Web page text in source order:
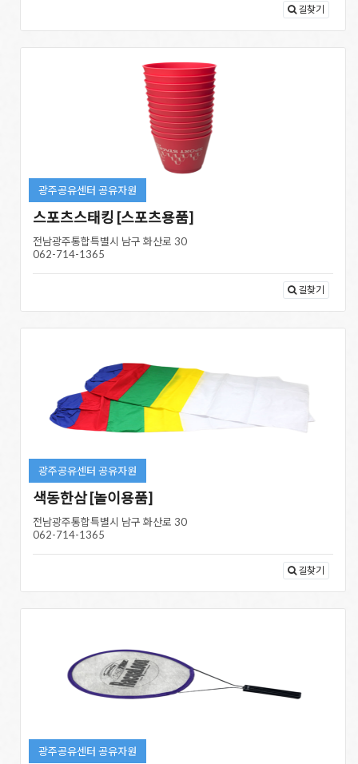
길찾기
광주공유센터 공유자원
스포츠스태킹 [스포츠용품]
전남광주통합특별시 남구 화산로 30
062-714-1365
길찾기
광주공유센터 공유자원
색동한삼 [놀이용품]
전남광주통합특별시 남구 화산로 30
062-714-1365
길찾기
광주공유센터 공유자원